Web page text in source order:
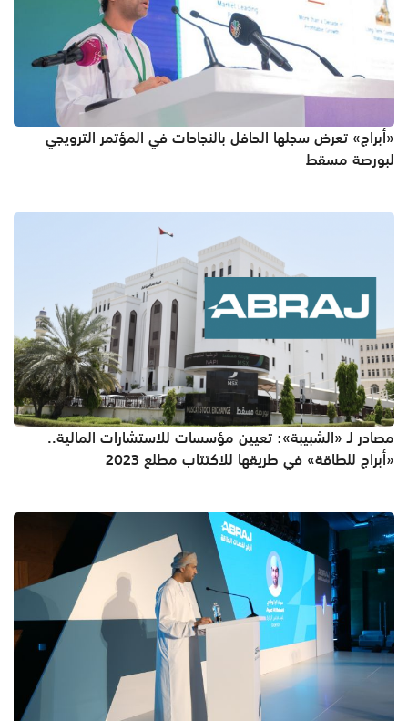
«أبراج» تعرض سجلها الحافل بالنجاحات في المؤتمر الترويجي
لبورصة مسقط
مصادر لـ «الشبيبة»: تعيين مؤسسات للاستشارات المالية..
«أبراج للطاقة» في طريقها للاكتتاب مطلع 2023